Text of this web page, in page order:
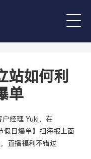
站如何利
单
经理 Yuki，在
假日爆单】扫海报上面
直播福利不错过